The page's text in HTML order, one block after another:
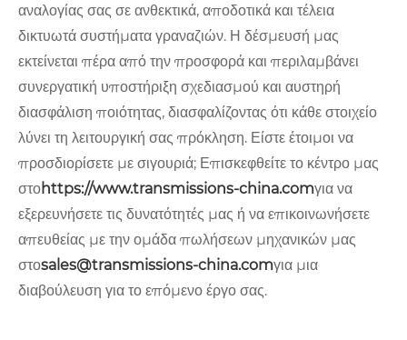
αναλογίας σας σε ανθεκτικά, αποδοτικά και τέλεια
δικτυωτά συστήματα γραναζιών. Η δέσμευσή μας
εκτείνεται πέρα ​​από την προσφορά και περιλαμβάνει
συνεργατική υποστήριξη σχεδιασμού και αυστηρή
διασφάλιση ποιότητας, διασφαλίζοντας ότι κάθε στοιχείο
λύνει τη λειτουργική σας πρόκληση. Είστε έτοιμοι να
προσδιορίσετε με σιγουριά; Επισκεφθείτε το κέντρο μας
στοhttps://www.transmissions-china.comγια να
εξερευνήσετε τις δυνατότητές μας ή να επικοινωνήσετε
απευθείας με την ομάδα πωλήσεων μηχανικών μας
στοsales@transmissions-china.comγια μια
διαβούλευση για το επόμενο έργο σας.